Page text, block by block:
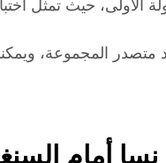
الأولى، حيث تمثل
متصدر المجموعة،
أمام